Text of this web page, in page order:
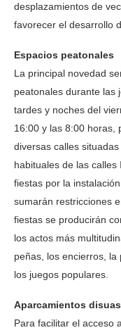
desplazamientos de
favorecer el desarrollo
Espacios peatonales
La principal novedad
peatonales durante las
tardes y noches del
16:00 y las 8:00 horas,
diversas calles
habituales de las
fiestas por la
sumarán restricciones
fiestas se producirán
los actos más
peñas, los encierros, la
los juegos populares.
Aparcamientos
Para facilitar el acceso